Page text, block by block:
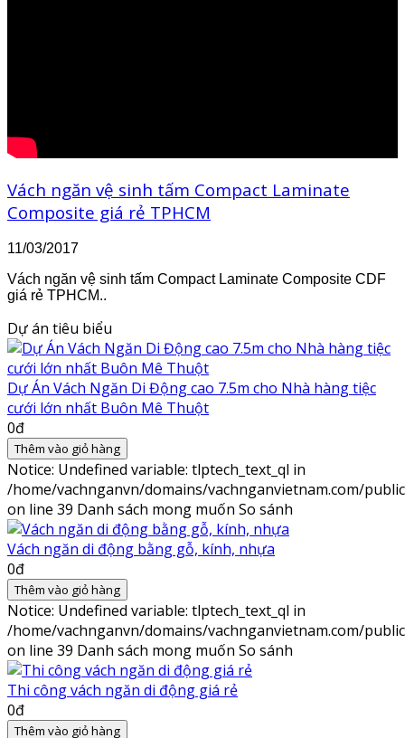
Vách ngăn vệ sinh tấm Compact Laminate
Composite giá rẻ TPHCM
11/03/2017
Vách ngăn vệ sinh tấm Compact Laminate Composite CDF
giá rẻ TPHCM..
Dự án tiêu biểu
Dự Án Vách Ngăn Di Động cao 7.5m cho Nhà hàng tiệc
cưới lớn nhất Buôn Mê Thuột
0đ
Thêm vào giỏ hàng
Notice: Undefined variable: tlptech_text_ql in
/home/vachnganvn/domains/vachnganvietnam.com/
on line 39 Danh sách mong muốn So sánh
Vách ngăn di động bằng gỗ, kính, nhựa
0đ
Thêm vào giỏ hàng
Notice: Undefined variable: tlptech_text_ql in
/home/vachnganvn/domains/vachnganvietnam.com/
on line 39 Danh sách mong muốn So sánh
Thi công vách ngăn di động giá rẻ
0đ
Thêm vào giỏ hàng